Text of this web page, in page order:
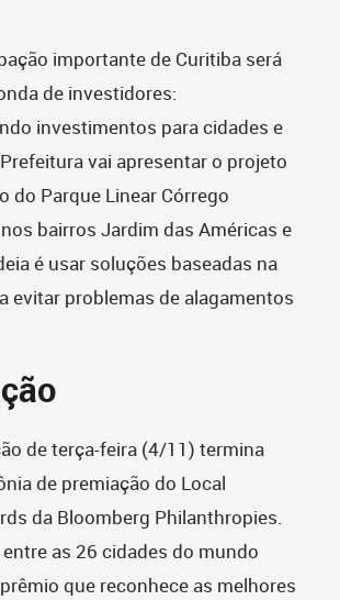
importante de Curitiba será
de investidores:
investimentos para cidades e
vai apresentar o projeto
do Parque Linear Córrego
bairros Jardim das Américas e
é usar soluções baseadas na
evitar problemas de alagamentos
de terça-feira (4/11) termina
de premiação do Local
da Bloomberg Philanthropies.
as 26 cidades do mundo
que reconhece as melhores